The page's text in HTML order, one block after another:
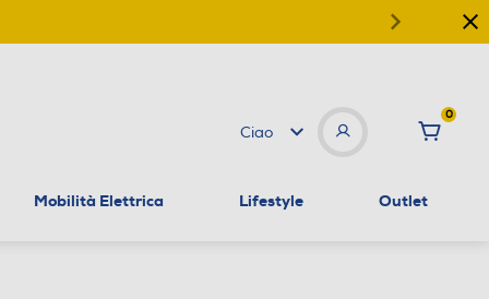
Ciao
0
Mobilità Elettrica Lifestyle Outlet